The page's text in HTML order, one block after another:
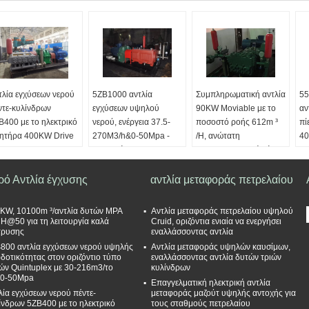
εγχύσεων νερού
κυλίνδρων
με το ηλεκτρικό
400KW Drive
Καθαρό
ή παραχθείσα
νερού σε έναν
καλά
ροής:15-
h
5ZB1000 αντλία
εγχύσεων υψηλού
νερού, ενέργεια 37.5-
270M3/h&0-50Mpa -
κυκλοφορεί καλά το
Ποσοστό ροής:37.5-
270M3/h
0-50MPa
Ποσοστό δύναμης:
1000KW
Σφραγίδα Merchanic
Συμπληρωματική αντλία
90KW Moviable με το
ποσοστό ροής 612m ³
/H, ανώτατη
Pressure40Mpa
ή νερό εγχύσεων
Δομή:Τρηπλή
οριζόντια
εναλλάσσοντας αντλία
Θεωρία:Να ενεργήσει
Ποσοστό ροής:6-
12M3/H
Αντλία έγχυσης
10100m ³/αντλία δυτών MPA
για τη λειτουργία καλά
αντλία εγχύσεων νερού υψηλής
στον οριζόντιο τύπο
Quintuplex με 30-216m3/το
50Mpa
εγχύσεων νερού πέντε-
5ZB400 με το ηλεκτρικό
αντλία μεταφοράς πετρελαίου
Αντλία μεταφοράς πετρελαίου υψηλού
Cruid, οριζόντια ενιαία να ενεργήσει
εναλλάσσοντας αντλία
Αντλία μεταφοράς υψηλών καυσίμων,
εναλλάσσοντας αντλία δυτών τριών
κυλίνδρων
Επαγγελματική ηλεκτρική αντλία
μεταφοράς μαζούτ υψηλής αντοχής για
τους σταθμούς πετρελαίου